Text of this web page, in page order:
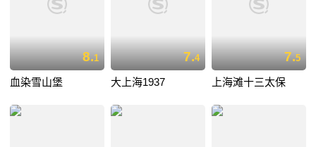
8.1
血染雪山堡
7.4
大上海1937
7.5
上海滩十三太保